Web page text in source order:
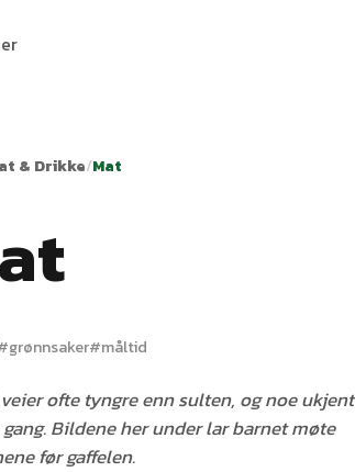
& Drikke/Mat
grønnsaker#måltid
ofte tyngre enn sulten, og noe ukjent
Bildene her under lar barnet møte
før gaffelen.